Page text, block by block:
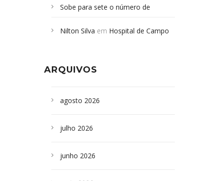
Sobe para sete o número de
desabamento em São Paulo - Revista
sepultados em SP
Nilton Silva em Hospital de Campo
ARQUIVOS
agosto 2026
julho 2026
junho 2026